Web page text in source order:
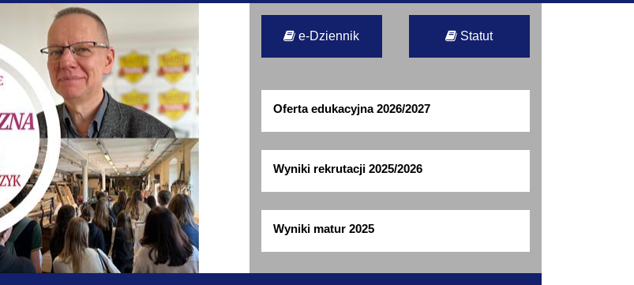
e-Dziennik Statut
Oferta edukacyjna 2026/2027
Wyniki rekrutacji 2025/2026
Wyniki matur 2025